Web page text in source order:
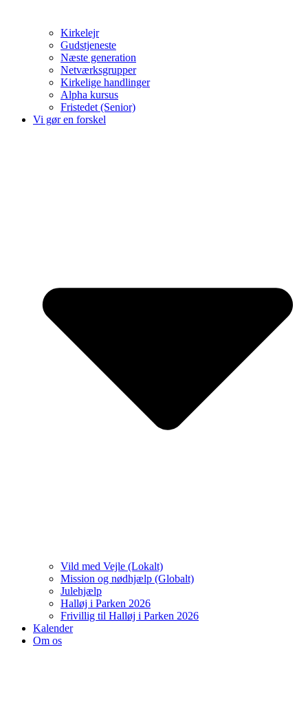
Kirkelejr
Gudstjeneste
Næste generation
Netværksgrupper
Kirkelige handlinger
Alpha kursus
Fristedet (Senior)
Vi gør en forskel
Vild med Vejle (Lokalt)
Mission og nødhjælp (Globalt)
Julehjælp
Halløj i Parken 2026
Frivillig til Halløj i Parken 2026
Kalender
Om os